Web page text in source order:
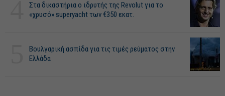
Στα δικαστήρια ο ιδρυτής της Revolut για το
«χρυσό» superyacht των €350 εκατ.
Βουλγαρική ασπίδα για τις τιμές ρεύματος στην
Ελλάδα